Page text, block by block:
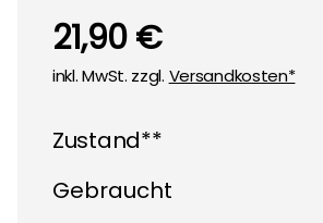
21,90 €
inkl. MwSt. zzgl. Versandkosten*
Zustand**
Gebraucht